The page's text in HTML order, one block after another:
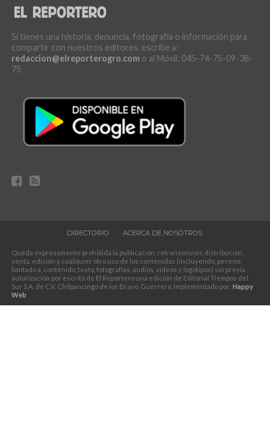
Si tienes una historia, denuncia, fotografía o información para
compartir con nuestros editores, escribe a:
redaccion@elreporterogro.com o al Móvil: 045-74-75-09-38-
75
DIRECTORIO ACERCA DE NOSOTROS
Queda expresamente prohibida la publicación, retransmisión, distribución,
venta, edición y cualquier otro uso de los contenidos (incluyendo, pero no
limitado a, contenido, texto, fotografías, audios, videos y logotipos) sin previa
autorización por escrito de El Reportero una edición de Editorial Tiempos del
Sur S.A. de C.V. Chilpancingo de los Bravo, Guerrero. Implementado por: Happy
Web